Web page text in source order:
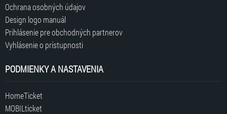
Ochrana osobných údajov
Design logo manuál
Prihlásenie pre obchodných partnerov
Vyhlásenie o prístupnosti
PODMIENKY A NASTAVENIA
HomeTicket
MOBILticket